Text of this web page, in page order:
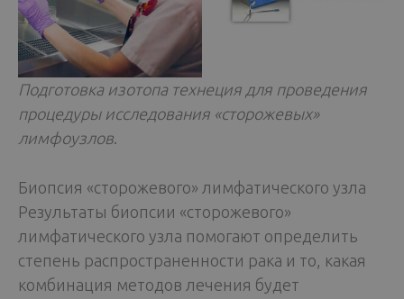
Подготовка изотопа технеция для проведения
процедуры исследования «сторожевых»
лимфоузлов
Биопсия «сторожевого» лимфатического узла
Результаты биопсии «сторожевого»
лимфатического узла помогают определить
степень распространенности рака и то, какая
комбинация методов лечения будет